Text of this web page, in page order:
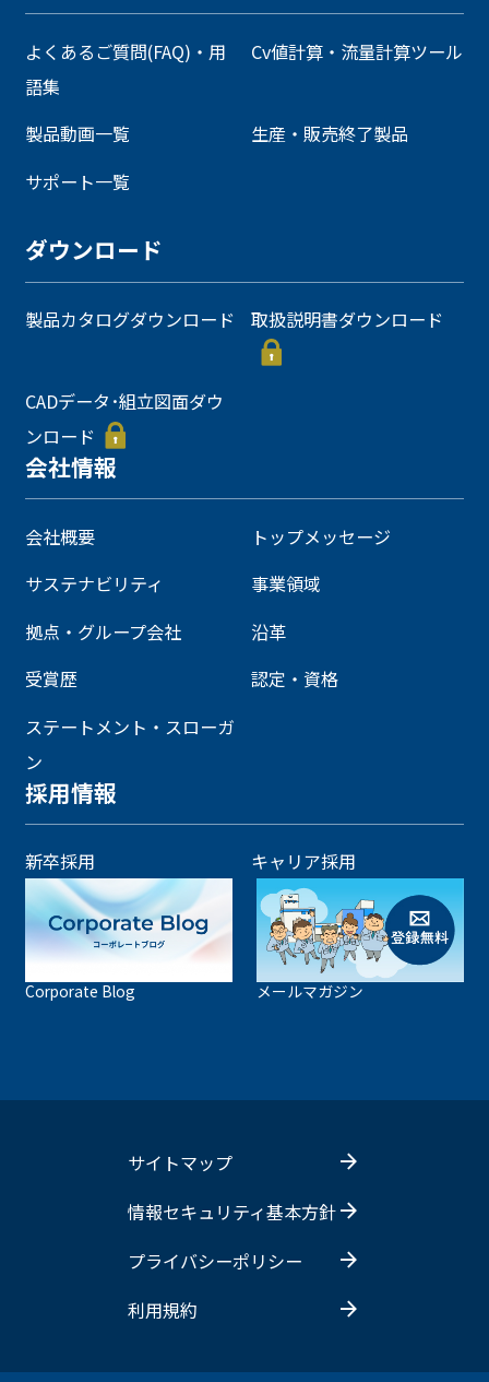
よくあるご質問(FAQ)・用
語集
Cv値計算・流量計算ツール
製品動画一覧
生産・販売終了製品
サポート一覧
ダウンロード
製品カタログダウンロード 取扱説明書ダウンロード
CADデータ･組立図面ダウ
ンロード
会社情報
会社概要
トップメッセージ
サステナビリティ
事業領域
拠点・グループ会社
沿革
受賞歴
認定・資格
ステートメント・スローガ
ン
採用情報
新卒採用 キャリア採用
Corporate Blog メールマガジン
サイトマップ
情報セキュリティ基本方針
プライバシーポリシー
利用規約